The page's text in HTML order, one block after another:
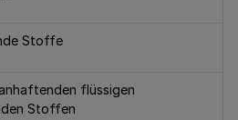
Stoffe
flüssigen
Stoffen